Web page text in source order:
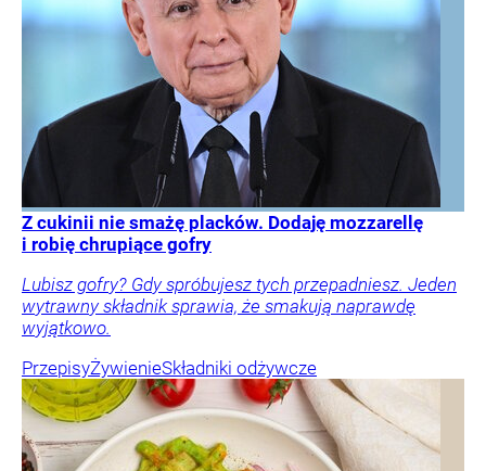
Z cukinii nie smażę placków. Dodaję mozzarellę
i robię chrupiące gofry
Lubisz gofry? Gdy spróbujesz tych przepadniesz. Jeden
wytrawny składnik sprawia, że smakują naprawdę
wyjątkowo.
PrzepisyŻywienieSkładniki odżywcze